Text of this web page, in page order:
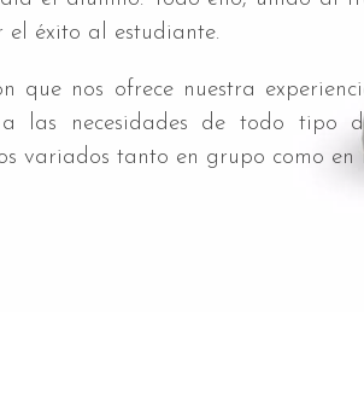
éxito al estudiante.
que nos ofrece nuestra
a las necesidades de todo tipo
variados tanto en grupo como